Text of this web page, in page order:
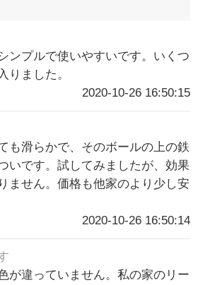
ンプルで使いやすいです。いくつ
りました。
2020-10-26 16:50:15
も滑らかで、そのボールの上の鉄
いです。試してみましたが、効果
ません。価格も他家のより少し安
2020-10-26 16:50:14
が違っていません。私の家のリー